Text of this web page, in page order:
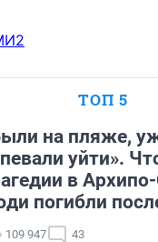
ТОП 5
на пляже,
уйти».
в
погибли
109 947 43